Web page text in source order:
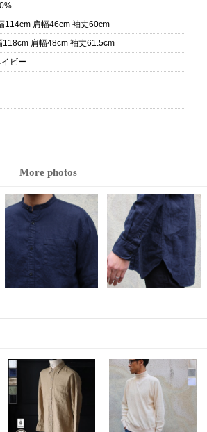
114cm 肩幅46cm 袖丈60cm
118cm 肩幅48cm 袖丈61.5cm
ビー
More photos